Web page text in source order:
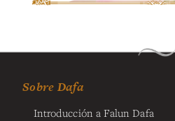
Sobre Dafa
Introducción a Falun Dafa